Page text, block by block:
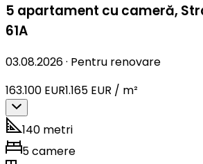
5 apartament cu cameră,
61A
03.08.2026· Pentru renovare
163.100 EUR1.165 EUR / m²
140 metri
5 camere